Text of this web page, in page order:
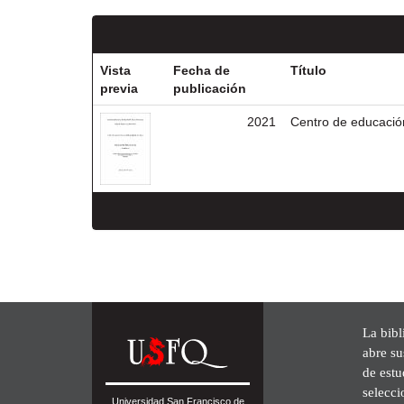
Vista
previa
Fecha de
publicación
Título
2021 Centro de
Universidad San Francisco de
La
abre
de